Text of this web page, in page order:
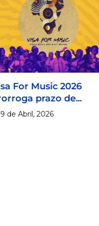
For Music 2026
prazo de...
9 de Abril, 2026